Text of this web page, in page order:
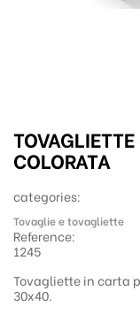
COLORATA
categories:
Tovaglie e tovagliette
Reference:
1245
Tovagliette in carta
30x40.